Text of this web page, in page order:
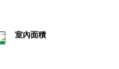
室內面積